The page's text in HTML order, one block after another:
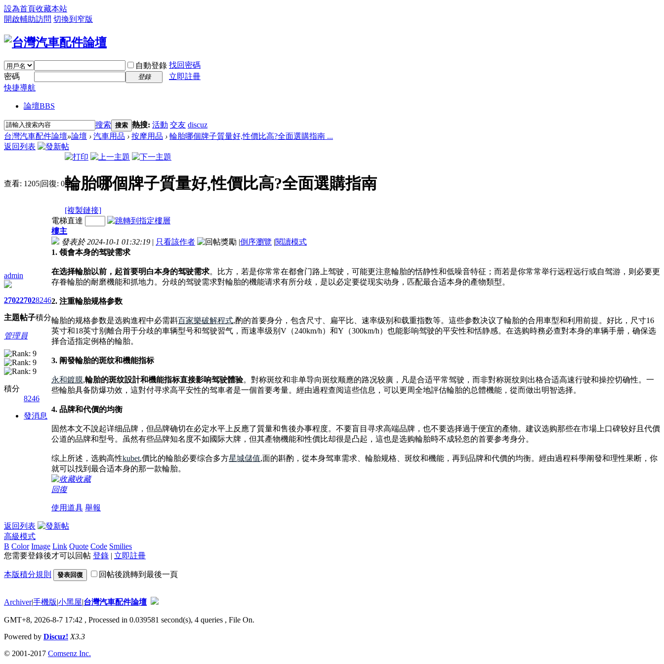
設為首頁收藏本站
開啟輔助訪問 切換到窄版
自動登錄 找回密碼
密碼
登錄
立即註冊
快捷導航
論壇BBS
搜索 搜索 熱搜: 活動 交友 discuz
台灣汽車配件論壇»論壇 › 汽車用品 › 按摩用品 › 輪胎哪個牌子質量好,性價比高?全面選購指南 ...
返回列表
查看: 1205|回復: 0輪胎哪個牌子質量好,性價比高?全面選購指南
[複製鏈接]
admin
2702
主題
2702
帖子
8246
積分
管理員
積分
8246
發消息
電梯直達
樓主
發表於 2024-10-1 01:32:19 | 只看該作者 |倒序瀏覽 |閱讀模式
1. 领會本身的驾驶需求
在选择輪胎以前，起首要明白本身的驾驶需求。比方，若是你常常在都會门路上驾驶，可能更注意輪胎的恬静性和低噪音特征；而若是你常常举行远程远行或自驾游，则必要更
存眷輪胎的耐磨機能和抓地力。分歧的驾驶需求對輪胎的機能请求有所分歧，是以必定要從现实动身，匹配最合适本身的產物類型。
2. 注重輪胎规格参数
輪胎的规格参数是选购進程中必需斟百家樂破解程式,酌的首要身分，包含尺寸、扁平比、速率级别和载重指数等。這些参数决议了輪胎的合用車型和利用前提。好比，尺寸16
英寸和18英寸别離合用于分歧的車辆型号和驾驶習气，而速率级别V（240km/h）和Y（300km/h）也能影响驾驶的平安性和恬静感。在选购時務必查對本身的車辆手册，确保选
择合适指定例格的輪胎。
3. 阐發輪胎的斑纹和機能指标
永和鍍膜,輪胎的斑纹設計和機能指标直接影响驾驶體验。對称斑纹和非单导向斑纹顺應的路况较廣，凡是合适平常驾驶，而非對称斑纹则出格合适高速行驶和操控切确性。一
些輪胎具备防爆功效，這對付寻求高平安性的驾車者是一個首要考量。經由過程查阅這些信息，可以更周全地評估輪胎的总體機能，從而做出明智选择。
4. 品牌和代價的均衡
固然本文不說起详细品牌，但品牌确切在必定水平上反應了質量和售後办事程度。不要盲目寻求高端品牌，也不要选择過于便宜的產物。建议选购那些在市場上口碑较好且代價
公道的品牌和型号。虽然有些品牌知名度不如國际大牌，但其產物機能和性價比却很是凸起，這也是选购輪胎時不成轻忽的首要参考身分。
综上所述，选购高性kubet,價比的輪胎必要综合多方星城儲值,面的斟酌，從本身驾車需求、輪胎规格、斑纹和機能，再到品牌和代價的均衡。經由過程科學阐發和理性果断，你
就可以找到最合适本身的那一款輪胎。
收藏
回復
使用道具 舉報
返回列表
高級模式
B Color Image Link Quote Code Smilies
您需要登錄後才可以回帖 登錄 | 立即註冊
本版積分規則 發表回復 回帖後跳轉到最後一頁
Archiver|手機版|小黑屋|台灣汽車配件論壇
GMT+8, 2026-8-7 17:42 , Processed in 0.039581 second(s), 4 queries , File On.
Powered by Discuz! X3.3
© 2001-2017 Comsenz Inc.